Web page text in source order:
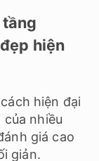
hiện
hiện đại
nhiều
giá cao
giản.